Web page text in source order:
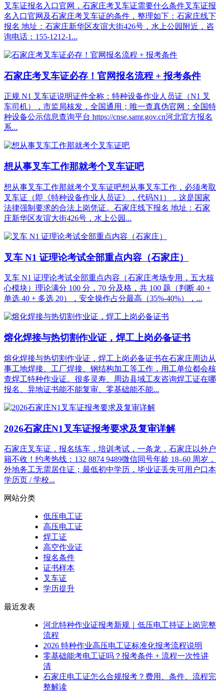
叉车证报名入口官网，石家庄考叉车证需要什么条件叉车证报
名入口官网‌及‌石家庄考叉车证的条件‌，整理如下：石家庄线下
报名 地址：石家庄新华区友谊大街426号，水上公园附近，咨
询电话：155-1212-1...
石家庄考叉车证必存！官网报名流程 + 报考条件
正规 N1 叉车证说明证件全称：特种设备作业人员证（N1 叉
车司机），市监局核发，全国通用；唯一查真伪官网：全国特
种设备公示信息查询平台 https://cnse.samr.gov.cn河北官方报名
系...
想从事叉车工作那就考个叉车证吧
想从事叉车工作那就考个叉车证吧想从事叉车工作，‌必须考取
叉车证‌（即《特种设备作业人员证》，代码N1），这是国家
法律强制要求的合法上岗凭证。石家庄线下报名 地址：石家
庄新华区友谊大街426号，水上公园...
叉车 N1 证理论考试全部重点内容（石家庄）
叉车 N1 证理论考试全部重点内容（石家庄考场专用，五大核
心模块）理论满分 100 分，70 分及格，共 100 题（判断 40 +
单选 40 + 多选 20），安全操作占分最高（35%-40%），...
熔化焊接与热切割作业证，焊工上岗必备证书
熔化焊接与热切割作业证，焊工上岗必备证书在石家庄周边从
事工地焊接、工厂焊接、钢结构加工等工作，用工单位都会核
查焊工特种作业证。很多灵寿、周边县域工友咨询焊工证在哪
报名、异地证书能不能复审、零基础能不能...
2026石家庄N1叉车证报考要求及复审详解
石家庄叉车证，报名练车，培训考试，一条龙，石家庄以外户
籍不收！约考热线：132 8874 9489微信同号年龄 18–60 周岁，
外地务工无需居住证；最低初中学历，毕业证丢失可用户口本
学历页 / 学校...
网站分类
低压电工证
高压电工证
焊工证
高空作业证
报名条件
证书样本
叉车证
学历提升
最近发表
河北特种作业证报考新规｜低压电工持证上岗完整
流程
2026 特种作业高压电工证标准化报考流程说明
零基础能考电工证吗？报考条件 + 流程一次性讲
清
石家庄电工证怎么合规报考？费用、条件、流程完
整解读